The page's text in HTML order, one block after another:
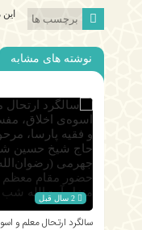
برچسب ها
نوشته های مشابه
2 سال قبل
سالگرد ارتحال معلم و